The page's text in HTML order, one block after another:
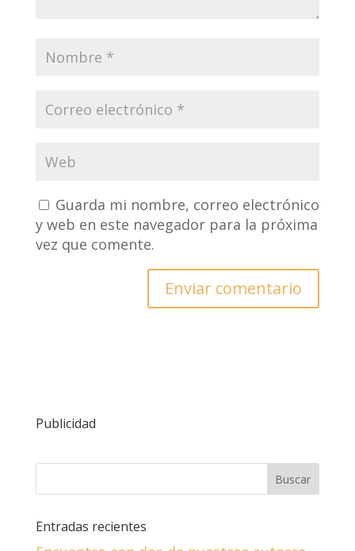
Guarda mi nombre, correo electrónico
y web en este navegador para la próxima
vez que comente.
Publicidad
Entradas recientes